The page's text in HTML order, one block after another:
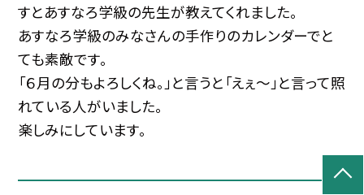
すとあすなろ学級の先生が教えてくれました。
あすなろ学級のみなさんの手作りのカレンダーでと
ても素敵です。
「６月の分もよろしくね。」と言うと「えぇ～」と言って照
れている人がいました。
楽しみにしています。